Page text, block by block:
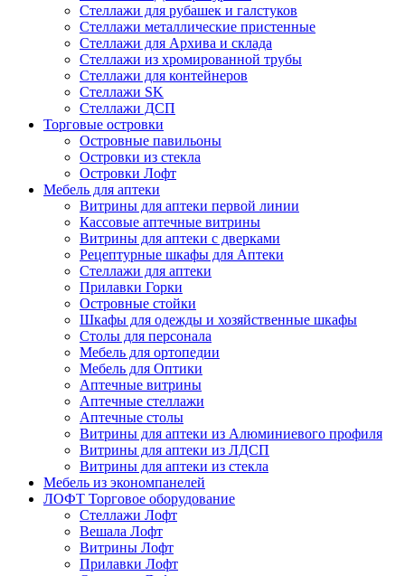
Стеллажи для рубашек и галстуков
Стеллажи металлические пристенные
Стеллажи для Архива и склада
Стеллажи из хромированной трубы
Стеллажи для контейнеров
Стеллажи SK
Стеллажи ДСП
Торговые островки
Островные павильоны
Островки из стекла
Островки Лофт
Мебель для аптеки
Витрины для аптеки первой линии
Кассовые аптечные витрины
Витрины для аптеки с дверками
Рецептурные шкафы для Аптеки
Стеллажи для аптеки
Прилавки Горки
Островные стойки
Шкафы для одежды и хозяйственные шкафы
Столы для персонала
Мебель для ортопедии
Мебель для Оптики
Аптечные витрины
Аптечные стеллажи
Аптечные столы
Витрины для аптеки из Алюминиевого профиля
Витрины для аптеки из ЛДСП
Витрины для аптеки из стекла
Мебель из экономпанелей
ЛОФТ Торговое оборудование
Стеллажи Лофт
Вешала Лофт
Витрины Лофт
Прилавки Лофт